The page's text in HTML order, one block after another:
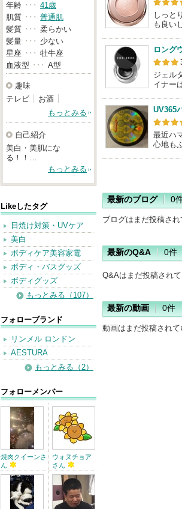
年齢 ･･･ 41歳
肌質 ･･･ 普通肌
髪質 ･･･ 柔らかい
髪量 ･･･ 少ない
星座 ･･･ 牡牛座
血液型 ･･･ A型
趣味
テレビ
お酒
もっとみる
自己紹介
美白・美肌にな
る！！…
もっとみる
Likeしたタグ
日焼け対策・UVケア
美白
ボディケア美容家電
ボディ・バスグッズ
ボディグッズ
もっとみる（107）
フォローブランド
リンメル ロンドン
AESTURA
もっとみる（2）
フォローメンバー
焼肉クイーンさ
ん
ウォヌチョア
さん
しっと
も良い
ロング
ジェル
イナー
UV365
最近ハ
心地も
最新のブログ 0
ブログはまだ投稿さ
最新のQ&A 0件
Q&Aはまだ投稿され
最新の動画 0件
動画はまだ投稿されて